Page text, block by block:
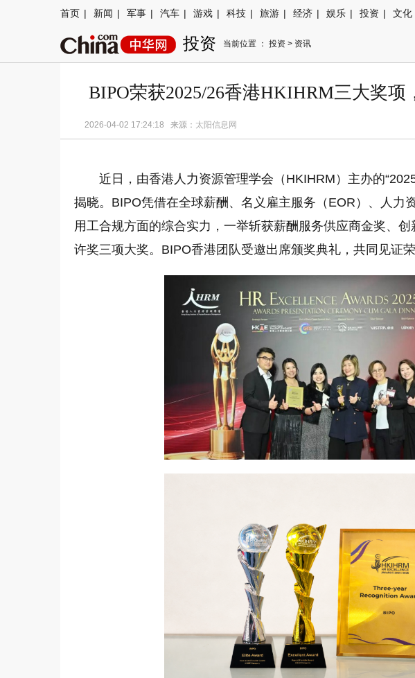
首页 | 新闻 | 军事 | 汽车 | 游戏 | 科技 | 旅游 | 经济 | 娱乐 | 投资 | 文化
投资 当前位置 ： 投资 > 资讯
BIPO荣获2025/26香港HKIHRM三大奖项
2026-04-02 17:24:18 来源： 太阳信息网
近日，由香港人力资源管理学会（HKIHRM）主办的
揭晓。BIPO凭借在全球薪酬、名义雇主服务（EOR）、人力
用工合规方面的综合实力，一举斩获薪酬服务供应商金奖、
许奖三项大奖。BIPO香港团队受邀出席颁奖典礼，共同见证荣